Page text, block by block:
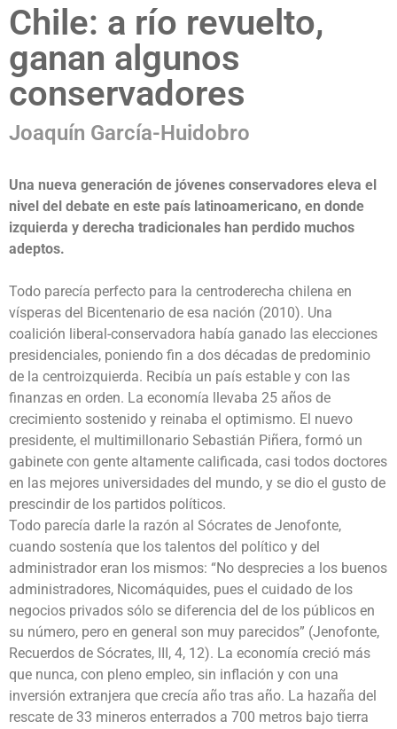
Chile: a río revuelto,
ganan algunos
conservadores
Joaquín García-Huidobro
Una nueva generación de jóvenes conservadores eleva el
nivel del debate en este país latinoamericano, en donde
izquierda y derecha tradicionales han perdido muchos
adeptos.
Todo parecía perfecto para la centroderecha chilena en
vísperas del Bicentenario de esa nación (2010). Una
coalición liberal-conservadora había ganado las elecciones
presidenciales, poniendo fin a dos décadas de predominio
de la centroizquierda. Recibía un país estable y con las
finanzas en orden. La economía llevaba 25 años de
crecimiento sostenido y reinaba el optimismo. El nuevo
presidente, el multimillonario Sebastián Piñera, formó un
gabinete con gente altamente calificada, casi todos doctores
en las mejores universidades del mundo, y se dio el gusto de
prescindir de los partidos políticos.
Todo parecía darle la razón al Sócrates de Jenofonte,
cuando sostenía que los talentos del político y del
administrador eran los mismos: “No desprecies a los buenos
administradores, Nicomáquides, pues el cuidado de los
negocios privados sólo se diferencia del de los públicos en
su número, pero en general son muy parecidos” (Jenofonte,
Recuerdos de Sócrates, III, 4, 12). La economía creció más
que nunca, con pleno empleo, sin inflación y con una
inversión extranjera que crecía año tras año. La hazaña del
rescate de 33 mineros enterrados a 700 metros bajo tierra